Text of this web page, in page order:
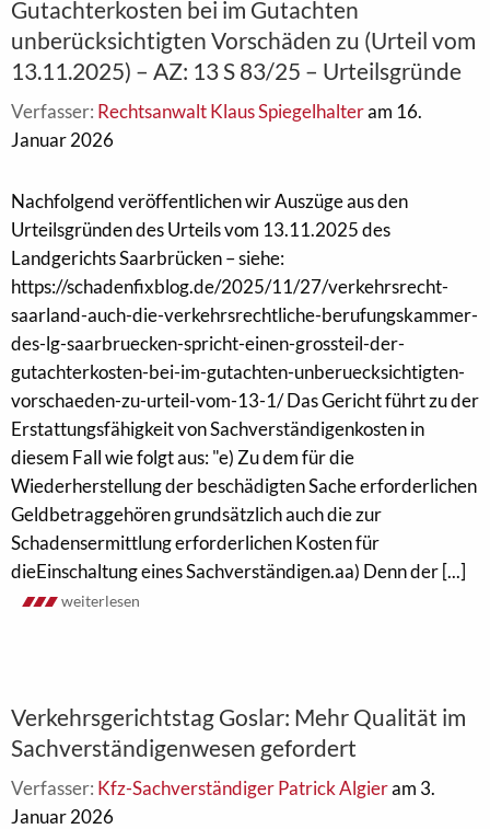
Gutachterkosten bei im Gutachten
unberücksichtigten Vorschäden zu (Urteil vom
13.11.2025) – AZ: 13 S 83/25 – Urteilsgründe
Verfasser: Rechtsanwalt Klaus Spiegelhalteram 16.
Januar 2026
Nachfolgend veröffentlichen wir Auszüge aus den
Urteilsgründen des Urteils vom 13.11.2025 des
Landgerichts Saarbrücken – siehe:
https://schadenfixblog.de/2025/11/27/verkehrsrecht-
saarland-auch-die-verkehrsrechtliche-berufungskammer-
des-lg-saarbruecken-spricht-einen-grossteil-der-
gutachterkosten-bei-im-gutachten-unberuecksichtigten-
vorschaeden-zu-urteil-vom-13-1/ Das Gericht führt zu der
Erstattungsfähigkeit von Sachverständigenkosten in
diesem Fall wie folgt aus: "e) Zu dem für die
Wiederherstellung der beschädigten Sache erforderlichen
Geldbetraggehören grundsätzlich auch die zur
Schadensermittlung erforderlichen Kosten für
dieEinschaltung eines Sachverständigen.aa) Denn der [...]
weiterlesen
Verkehrsgerichtstag Goslar: Mehr Qualität im
Sachverständigenwesen gefordert
Verfasser: Kfz-Sachverständiger Patrick Algieram 3.
Januar 2026